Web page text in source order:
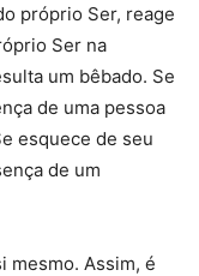
próprio Ser, reage
Ser na
um bêbado. Se
de uma pessoa
esquece de seu
de um
mesmo. Assim, é